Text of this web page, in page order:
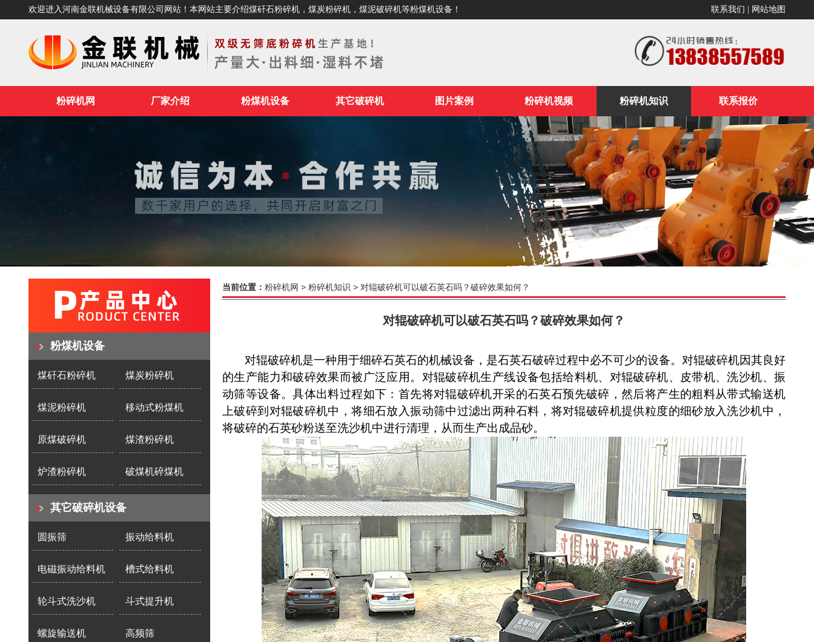
欢迎进入河南金联机械设备有限公司网站！本网站主要介绍煤矸石粉碎机，煤炭粉碎机，煤泥破碎机等粉煤机设备！ 联系我们 网站地图
粉碎机网 厂家介绍 粉煤机设备 其它破碎机 图片案例 粉碎机视频 粉碎机知识 联系报价
粉煤机设备
煤矸石粉碎机 煤炭粉碎机
煤泥粉碎机 移动式粉煤机
原煤破碎机 煤渣粉碎机
炉渣粉碎机 破煤机碎煤机
其它破碎机设备
圆振筛 振动给料机
电磁振动给料机 槽式给料机
轮斗式洗沙机 斗式提升机
螺旋输送机 高频筛
当前位置： 粉碎机网 > 粉碎机知识 > 对辊破碎机可以破石英石吗？破碎效果如何？
对辊破碎机可以破石英石吗？破碎效果如何？
对辊破碎机是一种用于细碎石英石的机械设备，是石英石破碎过程中必不可少的设备。 对辊破碎机因其良好
的生产能力和破碎效果而被广泛应用。对辊破碎机生产线设备包括给料机、对辊破碎机、皮带机、洗沙机、振
动筛等设备。具体出料过程如下：首先将对辊破碎机开采的石英石预先破碎，然后将产生的粗料从带式输送机
上破碎到对辊破碎机中，将细石放入振动筛中过滤出两种石料，将对辊破碎机提供粒度的细砂放入洗沙机中，
将破碎的石英砂粉送至洗沙机中进行清理，从而生产出成品砂。